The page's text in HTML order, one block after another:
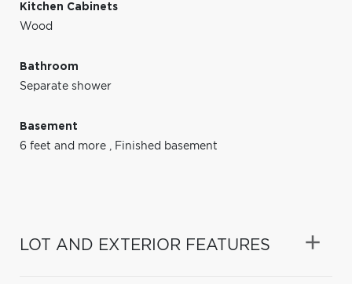
Kitchen Cabinets
Wood
Bathroom
Separate shower
Basement
6 feet and more , Finished basement
LOT AND EXTERIOR FEATURES